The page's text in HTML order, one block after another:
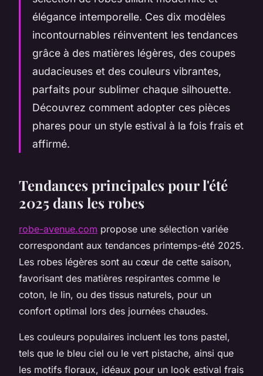
élégance intemporelle. Ces dix modèles
incontournables réinventent les tendances
grâce à des matières légères, des coupes
audacieuses et des couleurs vibrantes,
parfaits pour sublimer chaque silhouette.
Découvrez comment adopter ces pièces
phares pour un style estival à la fois frais et
affirmé.
Tendances principales pour l'été
2025 dans les robes
robe-avenue.com propose une sélection variée
correspondant aux tendances printemps-été 2025.
Les robes légères sont au cœur de cette saison,
favorisant des matières respirantes comme le
coton, le lin, ou des tissus naturels, pour un
confort optimal lors des journées chaudes.
Les couleurs populaires incluent les tons pastel,
tels que le bleu ciel ou le vert pistache, ainsi que
les motifs floraux, idéaux pour un look estival frais